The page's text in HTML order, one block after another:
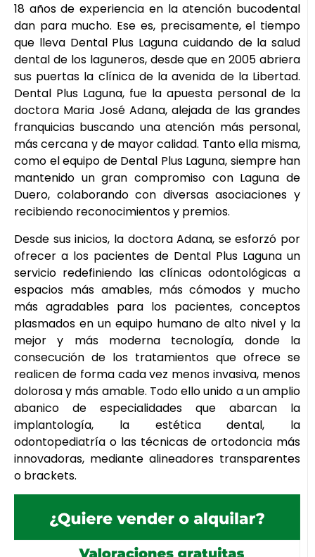
18 años de experiencia en la atención bucodental
dan para mucho. Ese es, precisamente, el tiempo
que lleva Dental Plus Laguna cuidando de la salud
dental de los laguneros, desde que en 2005 abriera
sus puertas la clínica de la avenida de la Libertad.
Dental Plus Laguna, fue la apuesta personal de la
doctora Maria José Adana, alejada de las grandes
franquicias buscando una atención más personal,
más cercana y de mayor calidad. Tanto ella misma,
como el equipo de Dental Plus Laguna, siempre han
mantenido un gran compromiso con Laguna de
Duero, colaborando con diversas asociaciones y
recibiendo reconocimientos y premios.
Desde sus inicios, la doctora Adana, se esforzó por
ofrecer a los pacientes de Dental Plus Laguna un
servicio redefiniendo las clínicas odontológicas a
espacios más amables, más cómodos y mucho
más agradables para los pacientes, conceptos
plasmados en un equipo humano de alto nivel y la
mejor y más moderna tecnología, donde la
consecución de los tratamientos que ofrece se
realicen de forma cada vez menos invasiva, menos
dolorosa y más amable. Todo ello unido a un amplio
abanico de especialidades que abarcan la
implantología, la estética dental, la
odontopediatría o las técnicas de ortodoncia más
innovadoras, mediante alineadores transparentes
o brackets.